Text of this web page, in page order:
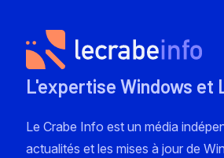
L'expertise Windows et
Le Crabe Info est un média
actualités et les mises à jour de